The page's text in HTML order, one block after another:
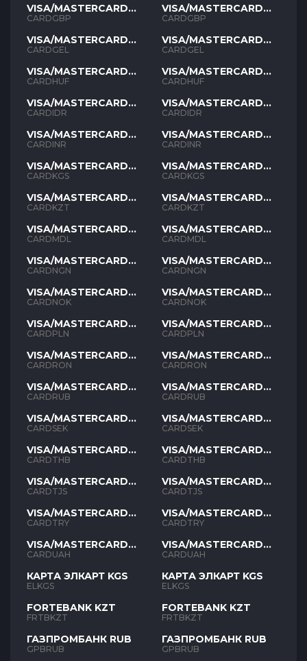
VISA/MASTERCARD
GBP
CARDGBP
VISA/MASTERCARD
GEL
CARDGEL
VISA/MASTERCARD
HUF
CARDHUF
VISA/MASTERCARD
IDR
CARDIDR
VISA/MASTERCARD
INR
CARDINR
VISA/MASTERCARD
KGS
CARDKGS
VISA/MASTERCARD
KZT
CARDKZT
VISA/MASTERCARD
MDL
CARDMDL
VISA/MASTERCARD
NGN
CARDNGN
VISA/MASTERCARD
NOK
CARDNOK
VISA/MASTERCARD
PLN
CARDPLN
VISA/MASTERCARD
RON
CARDRON
VISA/MASTERCARD
RUB
CARDRUB
VISA/MASTERCARD
SEK
CARDSEK
VISA/MASTERCARD
THB
CARDTHB
VISA/MASTERCARD
TJS
CARDTJS
VISA/MASTERCARD
TYR
CARDTRY
VISA/MASTERCARD
UAH
CARDUAH
КАРТА ЭЛКАРТ KGS
ELKGS
FORTEBANK KZT
FRTBKZT
ГАЗПРОМБАНК RUB
GPBRUB
VISA/MASTERCARD
GBP
CARDGBP
VISA/MASTERCARD
GEL
CARDGEL
VISA/MASTERCARD
HUF
CARDHUF
VISA/MASTERCARD
IDR
CARDIDR
VISA/MASTERCARD
INR
CARDINR
VISA/MASTERCARD
KGS
CARDKGS
VISA/MASTERCARD
KZT
CARDKZT
VISA/MASTERCARD
MDL
CARDMDL
VISA/MASTERCARD
NGN
CARDNGN
VISA/MASTERCARD
NOK
CARDNOK
VISA/MASTERCARD
PLN
CARDPLN
VISA/MASTERCARD
RON
CARDRON
VISA/MASTERCARD
RUB
CARDRUB
VISA/MASTERCARD
SEK
CARDSEK
VISA/MASTERCARD
THB
CARDTHB
VISA/MASTERCARD
TJS
CARDTJS
VISA/MASTERCARD
TYR
CARDTRY
VISA/MASTERCARD
UAH
CARDUAH
КАРТА ЭЛКАРТ KGS
ELKGS
FORTEBANK KZT
FRTBKZT
ГАЗПРОМБАНК RUB
GPBRUB